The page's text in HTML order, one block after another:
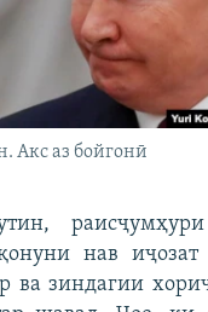
Акс аз бойгонӣ
нав иҷозат
ва зиндагии